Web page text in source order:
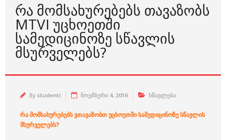
ᲠᲐ ᲛᲝᲛᲡᲐᲮᲣᲠᲔᲑᲔᲑᲡ ᲗᲐᲕᲐᲖᲝᲑᲡ
MTVI ᲣᲪᲮᲝᲔᲗᲨᲘ
ᲡᲐᲛᲔᲓᲘᲪᲘᲜᲝᲖᲔ ᲡᲬᲐᲕᲚᲘᲡ
ᲛᲡᲣᲠᲕᲔᲚᲔᲑᲡ?
By studenti ნოემბერი 4, 2016 სწავლება
რა მომსახურებებს ვთავაზობთ უცხოეთში სამედიცინოზე სწავლის
მსურველებს?